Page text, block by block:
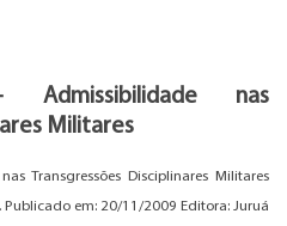
nas
Militares
Transgressões Disciplinares Militares
em: 20/11/2009 Editora: Juruá